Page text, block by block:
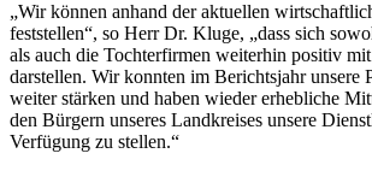
„Wir können anhand der aktuellen
feststellen“, so Herr Dr. Kluge, „dass sich
als auch die Tochterfirmen weiterhin positiv
darstellen. Wir konnten im Berichtsjahr unsere
weiter stärken und haben wieder erhebliche
den Bürgern unseres Landkreises unsere
Verfügung zu stellen.“